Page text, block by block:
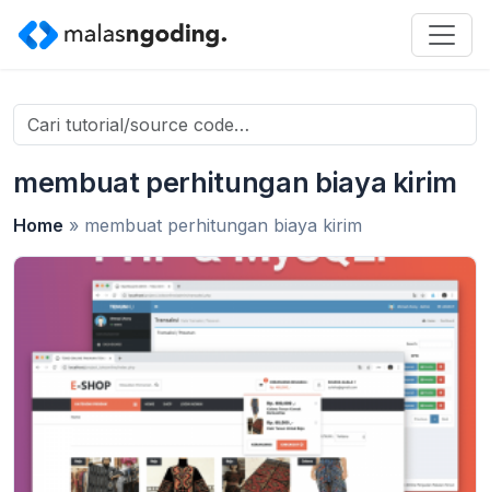
Search
for:
membuat perhitungan biaya kirim
Home » membuat perhitungan biaya kirim